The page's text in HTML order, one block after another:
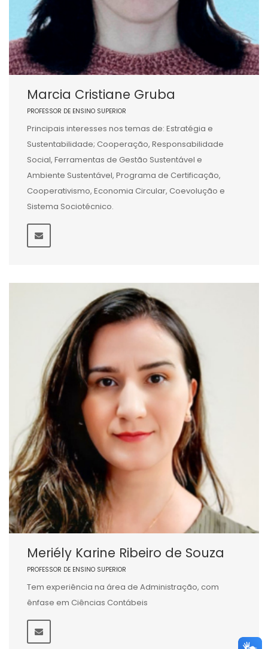
Marcia Cristiane Gruba
PROFESSOR DE ENSINO SUPERIOR
Principais interesses nos temas de: Estratégia e
Sustentabilidade; Cooperação, Responsabilidade
Social, Ferramentas de Gestão Sustentável e
Ambiente Sustentável, Programa de Certificação,
Cooperativismo, Economia Circular, Coevolução e
Sistema Sociotécnico.
Meriély Karine Ribeiro de Souza
PROFESSOR DE ENSINO SUPERIOR
Tem experiência na área de Administração, com
ênfase em Ciências Contábeis